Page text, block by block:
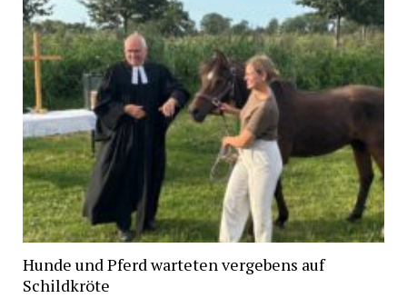
Hunde und Pferd warteten vergebens auf
Schildkröte